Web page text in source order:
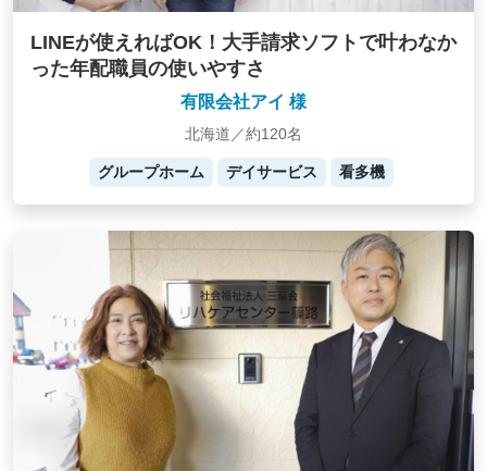
LINEが使えればOK！大手請求ソフトで叶わなか
った年配職員の使いやすさ
有限会社アイ 様
北海道／約120名
グループホーム デイサービス 看多機